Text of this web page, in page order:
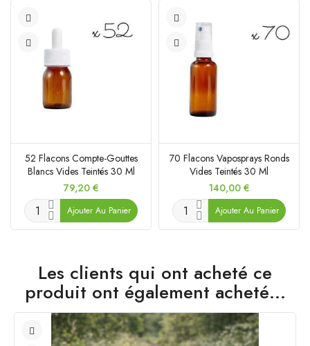
52 Flacons Compte-Gouttes
Blancs Vides Teintés 30 Ml
Prix
79,20 €
Ajouter Au Panier
70 Flacons Vaposprays Ronds
Vides Teintés 30 Ml
Prix
140,00 €
Ajouter Au Panier
Les clients qui ont acheté ce
produit ont également acheté...